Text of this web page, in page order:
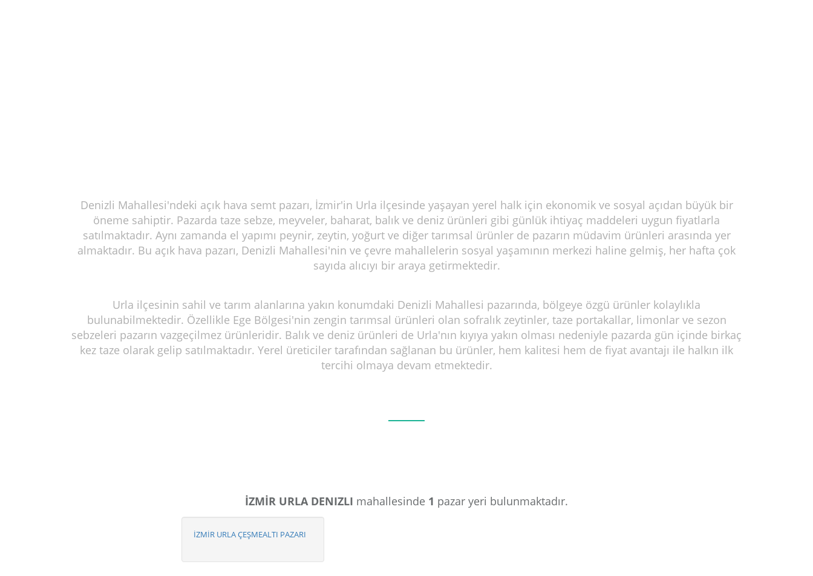
Denizli Mahallesi'ndeki açık hava semt pazarı, İzmir'in Urla ilçesinde yaşayan yerel halk için ekonomik ve sosyal açıdan büyük bir
öneme sahiptir. Pazarda taze sebze, meyveler, baharat, balık ve deniz ürünleri gibi günlük ihtiyaç maddeleri uygun fiyatlarla
satılmaktadır. Aynı zamanda el yapımı peynir, zeytin, yoğurt ve diğer tarımsal ürünler de pazarın müdavim ürünleri arasında yer
almaktadır. Bu açık hava pazarı, Denizli Mahallesi'nin ve çevre mahallelerin sosyal yaşamının merkezi haline gelmiş, her hafta çok
sayıda alıcıyı bir araya getirmektedir.
Urla ilçesinin sahil ve tarım alanlarına yakın konumdaki Denizli Mahallesi pazarında, bölgeye özgü ürünler kolaylıkla
bulunabilmektedir. Özellikle Ege Bölgesi'nin zengin tarımsal ürünleri olan sofralık zeytinler, taze portakallar, limonlar ve sezon
sebzeleri pazarın vazgeçilmez ürünleridir. Balık ve deniz ürünleri de Urla'nın kıyıya yakın olması nedeniyle pazarda gün içinde birkaç
kez taze olarak gelip satılmaktadır. Yerel üreticiler tarafından sağlanan bu ürünler, hem kalitesi hem de fiyat avantajı ile halkın ilk
tercihi olmaya devam etmektedir.
İZMİR URLA DENIZLI mahallesinde 1 pazar yeri bulunmaktadır.
İZMİR URLA ÇEŞMEALTI PAZARI